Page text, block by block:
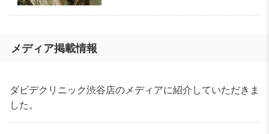
メディア掲載情報
ダビデクリニック渋谷店のメディアに紹介していただきま
した。